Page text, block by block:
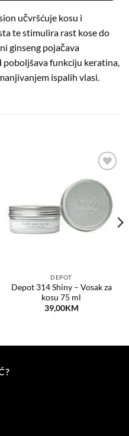
učvršćuje kosu i
te stimulira rast kose do
ginseng pojačava
funkciju keratina,
ispalih vlasi.
Dodaj
na
listu
želja
DEPOT
Depot 314 Shiny – Vosak za
kosu 75 ml
39,00KM